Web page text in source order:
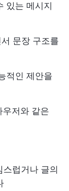
있는 메시지
문장 구조를
적인 제안을
저와 같은
럽거나 글의